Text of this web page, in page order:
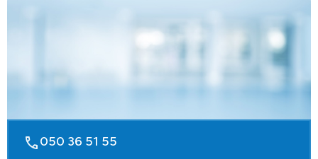
050 36 51 55